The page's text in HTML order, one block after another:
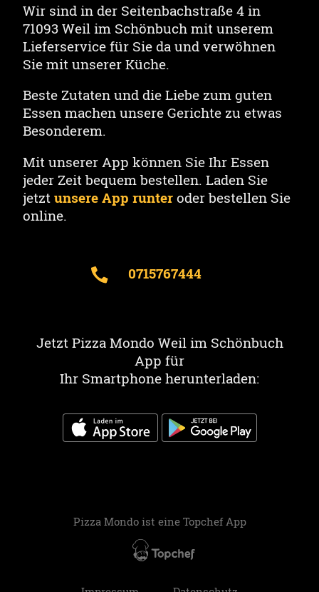
Wir sind in der Seitenbachstraße 4 in
71093 Weil im Schönbuch mit unserem
Lieferservice für Sie da und verwöhnen
Sie mit unserer Küche.
Beste Zutaten und die Liebe zum guten
Essen machen unsere Gerichte zu etwas
Besonderem.
Mit unserer App können Sie Ihr Essen
jeder Zeit bequem bestellen. Laden Sie
jetzt unsere App runter oder bestellen Sie
online.
0715767444
Jetzt Pizza Mondo Weil im Schönbuch
App für
Ihr Smartphone herunterladen:
Pizza Mondo ist eine Topchef App